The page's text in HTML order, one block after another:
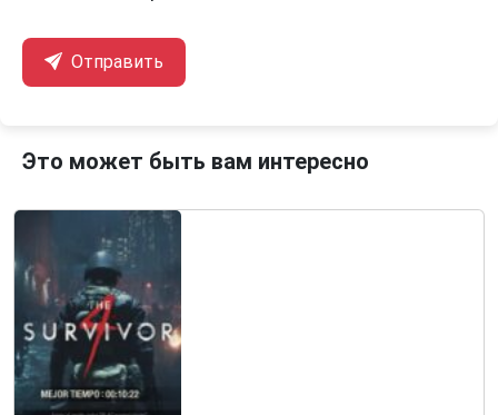
Отправить
Это может быть вам интересно